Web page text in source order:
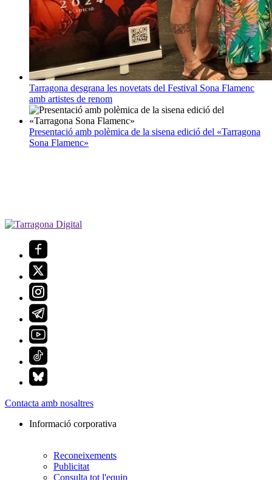
Tarragona desgrana les novetats del Festival Sona Flamenc
amb artistes de renom
Presentació amb polèmica de la sisena edició del «Tarragona
Sona Flamenc»
Contacta amb nosaltres
Informació corporativa
Reconeixements
Publicitat
Consulta tot l'equip